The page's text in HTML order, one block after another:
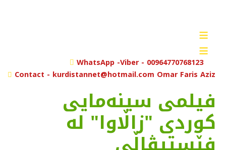
≡
≡
WhatsApp -Viber - 00964770768123
Contact - kurdistannet@hotmail.com Omar Faris Aziz
فیلمی سینەمایی
کوردی "زاڵاوا" لە